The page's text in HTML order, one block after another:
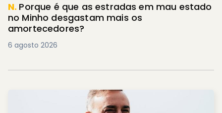
N. Porque é que as estradas em mau estado
no Minho desgastam mais os
amortecedores?
6 agosto 2026